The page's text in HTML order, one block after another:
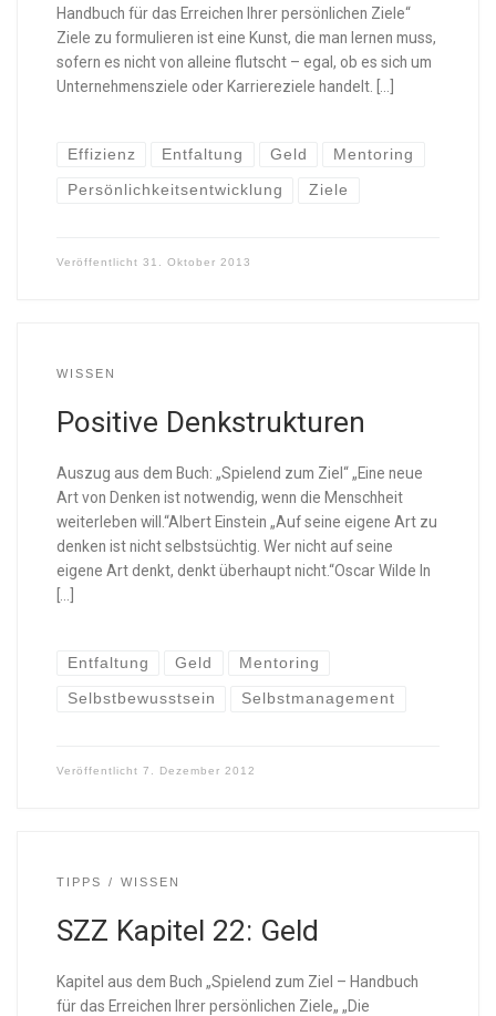
Handbuch für das Erreichen Ihrer persönlichen Ziele“
Ziele zu formulieren ist eine Kunst, die man lernen muss,
sofern es nicht von alleine flutscht – egal, ob es sich um
Unternehmensziele oder Karriereziele handelt. […]
Effizienz Entfaltung Geld Mentoring
Persönlichkeitsentwicklung Ziele
Veröffentlicht 31. Oktober 2013
WISSEN
Positive Denkstrukturen
Auszug aus dem Buch: „Spielend zum Ziel“ „Eine neue
Art von Denken ist notwendig, wenn die Menschheit
weiterleben will.“Albert Einstein „Auf seine eigene Art zu
denken ist nicht selbstsüchtig. Wer nicht auf seine
eigene Art denkt, denkt überhaupt nicht.“Oscar Wilde In
Entfaltung Geld Mentoring
Selbstbewusstsein Selbstmanagement
Veröffentlicht 7. Dezember 2012
TIPPS WISSEN
SZZ Kapitel 22: Geld
Kapitel aus dem Buch „Spielend zum Ziel – Handbuch
für das Erreichen Ihrer persönlichen Ziele„ „Die